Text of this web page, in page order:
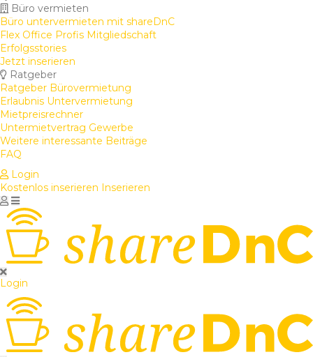
Büro vermieten
Büro untervermieten mit shareDnC
Flex Office Profis Mitgliedschaft
Erfolgsstories
Jetzt inserieren
Ratgeber
Ratgeber Bürovermietung
Erlaubnis Untervermietung
Mietpreisrechner
Untermietvertrag Gewerbe
Weitere interessante Beiträge
FAQ
Login
Kostenlos inserieren Inserieren
Login